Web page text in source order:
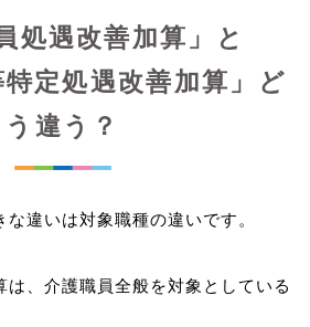
処遇改善加算」と
特定処遇改善加算」ど
う違う？
違いは対象職種の違いです。
は、介護職員全般を対象としている